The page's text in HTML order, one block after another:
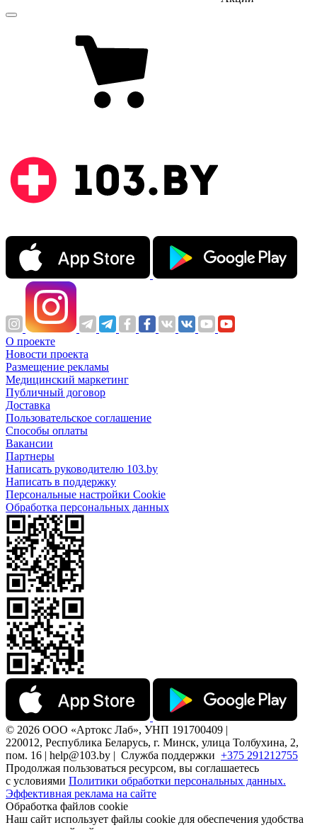
О проекте
Новости проекта
Размещение рекламы
Медицинский маркетинг
Публичный договор
Доставка
Пользовательское соглашение
Способы оплаты
Вакансии
Партнеры
Написать руководителю 103.by
Написать в поддержку
Персональные настройки Cookie
Обработка персональных данных
© 2026 ООО «Артокс Лаб», УНП 191700409 |
220012, Республика Беларусь, г. Минск, улица Толбухина, 2,
пом. 16 | help@103.by | Служба поддержки +375 291212755
Продолжая пользоваться ресурсом, вы соглашаетесь
с условиями Политики обработки персональных данных.
Эффективная реклама на сайте
Обработка файлов cookie
Наш сайт использует файлы cookie для обеспечения удобства